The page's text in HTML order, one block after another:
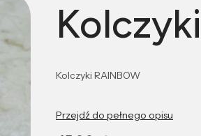
Kolczyki RAINBOW
Przejdź do pełnego opisu